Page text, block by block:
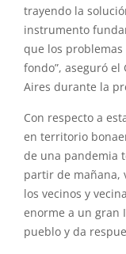
trayendo la
instrumento
que los
fondo”, aseguró
Aires durante la
Con respecto a
en territorio
de una pandemia
partir de mañana,
los vecinos y
enorme a un gran
pueblo y da